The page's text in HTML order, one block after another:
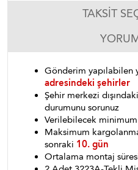
TAKSIT
Gönderim yapılabilen
adresindeki şehirler
Şehir merkezi
durumunu sorunuz
Verilebilecek
Maksimum
sonraki 10. gün
Ortalama montaj